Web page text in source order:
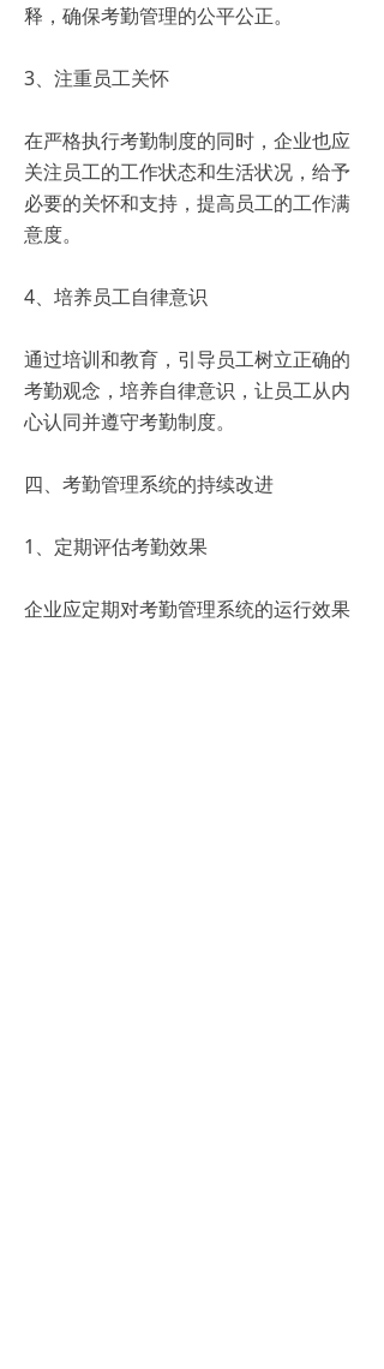
释，确保考勤管理的公平公正。
3、注重员工关怀
在严格执行考勤制度的同时，企业也应
关注员工的工作状态和生活状况，给予
必要的关怀和支持，提高员工的工作满
意度。
4、培养员工自律意识
通过培训和教育，引导员工树立正确的
考勤观念，培养自律意识，让员工从内
心认同并遵守考勤制度。
四、考勤管理系统的持续改进
1、定期评估考勤效果
企业应定期对考勤管理系统的运行效果